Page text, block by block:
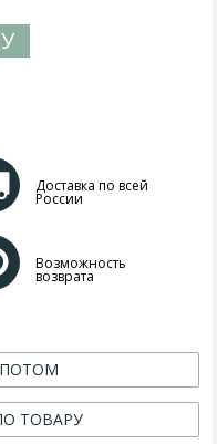
Доставка по всей
России
Возможность
возврата
ТОВАРУ